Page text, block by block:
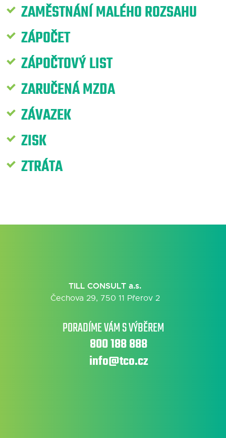
ZAMĚSTNÁNÍ MALÉHO ROZSAHU
ZÁPOČET
ZÁPOČTOVÝ LIST
ZARUČENÁ MZDA
ZÁVAZEK
ZISK
ZTRÁTA
TILL CONSULT a.s.
Čechova 29, 750 11 Přerov 2
PORADÍME VÁM S VÝBĚREM
800 188 888
info@tco.cz